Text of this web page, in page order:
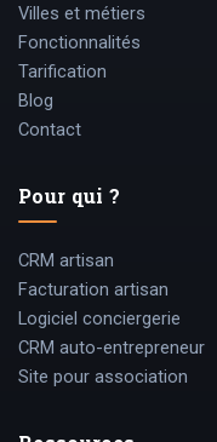
Villes et métiers
Fonctionnalités
Tarification
Blog
Contact
Pour qui ?
CRM artisan
Facturation artisan
Logiciel conciergerie
CRM auto-entrepreneur
Site pour association